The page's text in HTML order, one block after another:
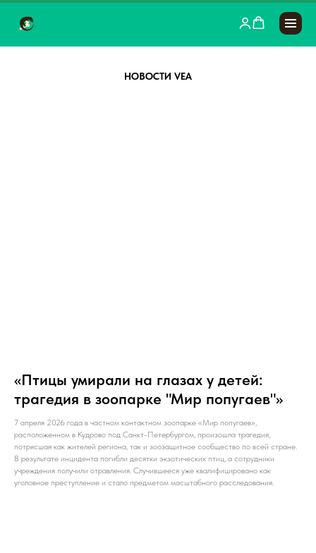
НОВОСТИ VEA
«Птицы умирали на глазах у детей:
трагедия в зоопарке "Мир попугаев"»
7 апреля 2026 года в частном контактном зоопарке «Мир попугаев»,
расположенном в Кудрово под Санкт-Петербургом, произошла трагедия,
потрясшая как жителей региона, так и зоозащитное сообщество по всей стране.
В результате инцидента погибли десятки экзотических птиц, а сотрудники
учреждения получили отравления. Случившееся уже квалифицировано как
уголовное преступление и стало предметом масштабного расследования.